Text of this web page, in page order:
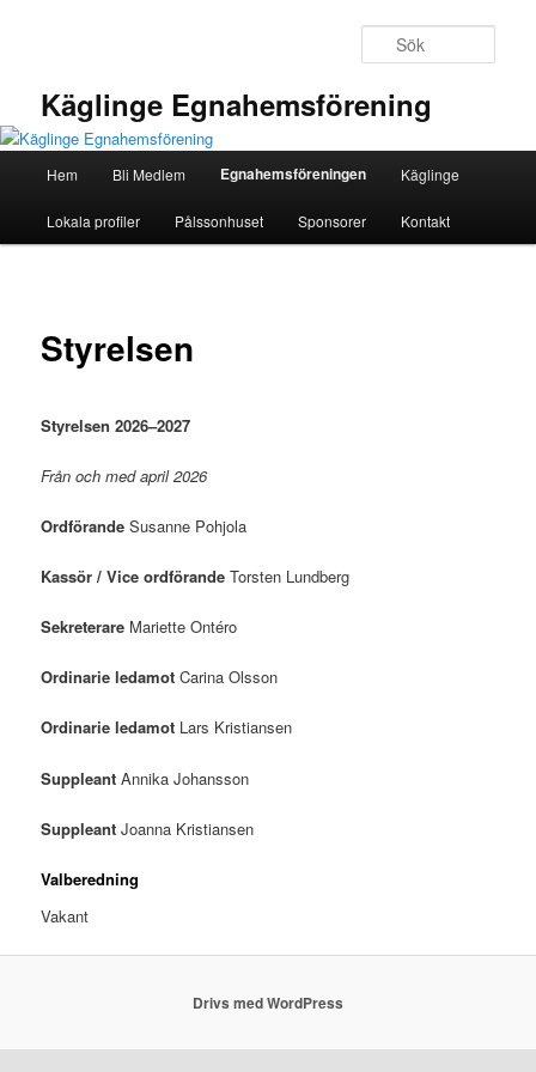
Käglinge Egnahemsförening
Hem Bli Medlem Egnahemsföreningen Käglinge
Lokala profiler Pålssonhuset Sponsorer Kontakt
Styrelsen
Styrelsen 2026–2027
Från och med april 2026
Ordförande Susanne Pohjola
Kassör / Vice ordförande Torsten Lundberg
Sekreterare Mariette Ontéro
Ordinarie ledamot Carina Olsson
Ordinarie ledamot Lars Kristiansen
Suppleant Annika Johansson
Suppleant Joanna Kristiansen
Valberedning
Vakant
Drivs med WordPress